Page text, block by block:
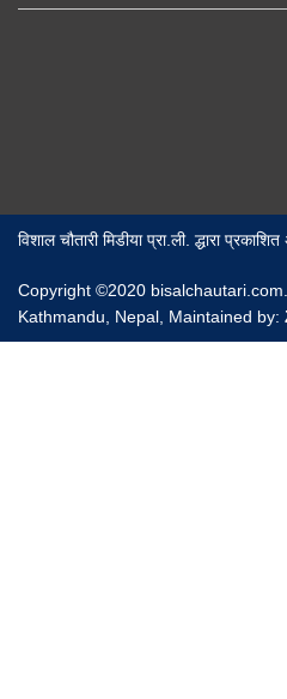
विशाल चौतारी मिडीया प्रा.ली. द्धारा
Copyright ©2020
Kathmandu, Nepal, Maintained by: